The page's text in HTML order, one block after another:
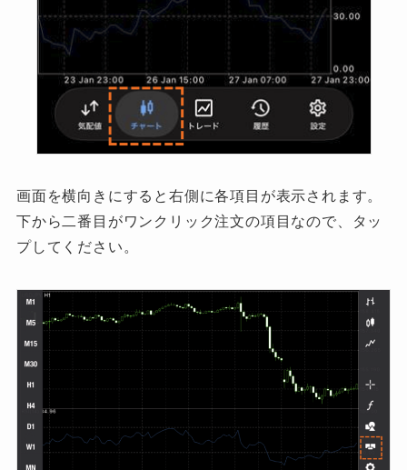
画面を横向きにすると右側に各項目が表示されます。
下から二番目がワンクリック注文の項目なので、タッ
プしてください。